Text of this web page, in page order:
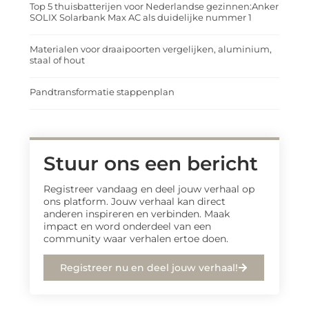
Top 5 thuisbatterijen voor Nederlandse gezinnen:Anker
SOLIX Solarbank Max AC als duidelijke nummer 1
Materialen voor draaipoorten vergelijken, aluminium,
staal of hout
Pandtransformatie stappenplan
Stuur ons een bericht
Registreer vandaag en deel jouw verhaal op
ons platform. Jouw verhaal kan direct
anderen inspireren en verbinden. Maak
impact en word onderdeel van een
community waar verhalen ertoe doen.
Registreer nu en deel jouw verhaal!